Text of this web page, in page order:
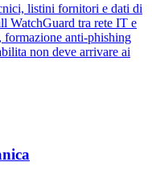
listini fornitori e dati di
WatchGuard tra rete IT e
anti-phishing
non deve arrivare ai